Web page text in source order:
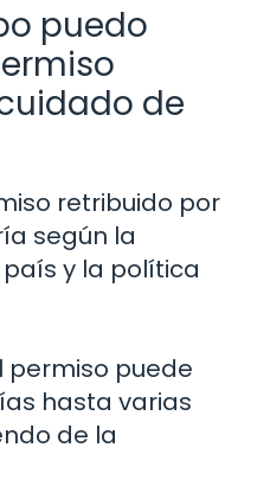
puedo
de
retribuido por
según la
y la política
permiso puede
hasta varias
de la